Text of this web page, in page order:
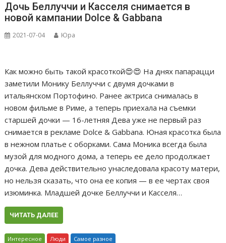
Дочь Беллуччи и Касселя снимается в
новой кампании Dolce & Gabbana
2021-07-04 Юра
Как можно быть такой красоткой😍😍 На днях папарацци
заметили Монику Беллуччи с двумя дочками в
итальянском Портофино. Ранее актриса снималась в
новом фильме в Риме, а теперь приехала на съемки
старшей дочки — 16-летняя Дева уже не первый раз
снимается в рекламе Dolce & Gabbana. Юная красотка была
в нежном платье с оборками. Сама Моника всегда была
музой для модного дома, а теперь ее дело продолжает
дочка. Дева действительно унаследовала красоту матери,
но нельзя сказать, что она ее копия — в ее чертах своя
изюминка. Младшей дочке Беллуччи и Касселя…
ЧИТАТЬ ДАЛЕЕ
Интересное Люди Самое разное